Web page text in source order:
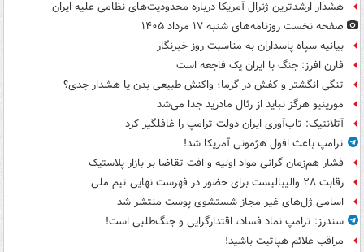
هشدار ارشدترین ژنرال آمریکا درباره محدودیت‌های نظامی علیه ایران
صفحه نخست روزنامه‌های شنبه ۱۷ مرداد ۱۴۰۵
بیانیه سپاه پاسداران به مناسبت روز خبرنگار
فارن افرز: جنگ با ایران یک فاجعه است
تنگی انگشتر و کفش در گرما؛ واکنش طبیعی بدن یا هشدار جدی؟
مورینیو هرگز نباید از رئال مادرید جدا می‌شد
آتلانتیک: تاب‌آوری ایران دولت ترامپ را غافلگیر کرد
ترامپ باعث افول هژمونی آمریکا شد!
فشار هم‌زمان گرانی مواد اولیه و افت تقاضا بر بازار پلاستیک
رقابت ۲۸ والیبالیست برای حضور در فهرست نهایی تیم ملی
اسامی ژل‌های غیر مجاز شستشوی پوست منتشر شد
سندرز: ترامپ نماد فساد، اقتدارگرایی و جنگ‌طلبی است!
مراقب علائم هپاتیت باشید!